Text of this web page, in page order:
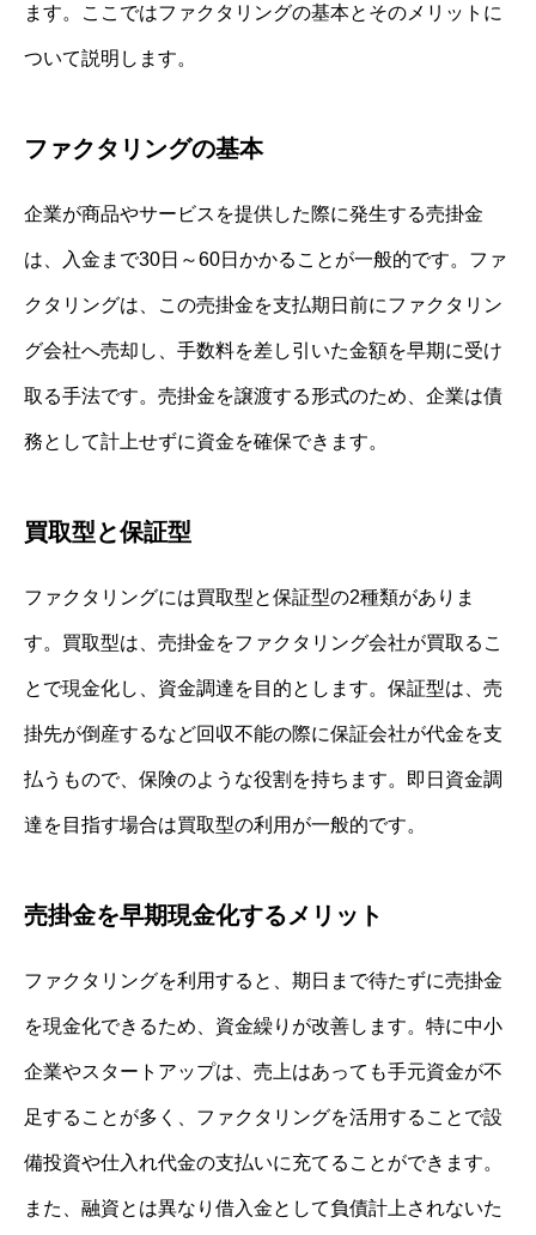
ます。ここではファクタリングの基本とそのメリットに
ついて説明します。
ファクタリングの基本
企業が商品やサービスを提供した際に発生する売掛金
は、入金まで30日～60日かかることが一般的です。ファ
クタリングは、この売掛金を支払期日前にファクタリン
グ会社へ売却し、手数料を差し引いた金額を早期に受け
取る手法です。売掛金を譲渡する形式のため、企業は債
務として計上せずに資金を確保できます。
買取型と保証型
ファクタリングには買取型と保証型の2種類がありま
す。買取型は、売掛金をファクタリング会社が買取るこ
とで現金化し、資金調達を目的とします。保証型は、売
掛先が倒産するなど回収不能の際に保証会社が代金を支
払うもので、保険のような役割を持ちます。即日資金調
達を目指す場合は買取型の利用が一般的です。
売掛金を早期現金化するメリット
ファクタリングを利用すると、期日まで待たずに売掛金
を現金化できるため、資金繰りが改善します。特に中小
企業やスタートアップは、売上はあっても手元資金が不
足することが多く、ファクタリングを活用することで設
備投資や仕入れ代金の支払いに充てることができます。
また、融資とは異なり借入金として負債計上されないた